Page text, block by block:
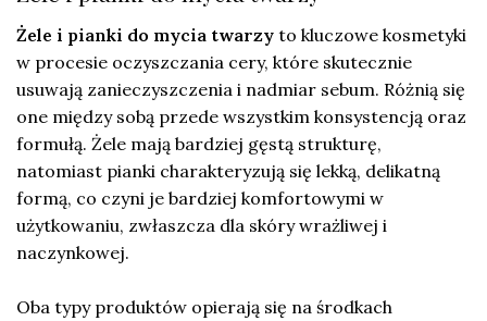
Żele i pianki do mycia twarzy to kluczowe kosmetyki
w procesie oczyszczania cery, które skutecznie
usuwają zanieczyszczenia i nadmiar sebum. Różnią się
one między sobą przede wszystkim konsystencją oraz
formułą. Żele mają bardziej gęstą strukturę,
natomiast pianki charakteryzują się lekką, delikatną
formą, co czyni je bardziej komfortowymi w
użytkowaniu, zwłaszcza dla skóry wrażliwej i
naczynkowej.
Oba typy produktów opierają się na środkach